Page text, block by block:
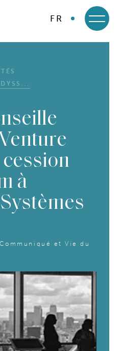
FR
à
Communiqué et Vie du